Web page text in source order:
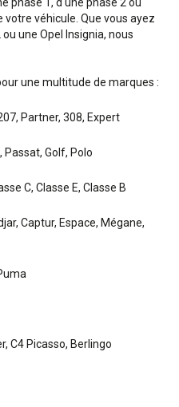
véhicule. Que vous ayez
une Opel Insignia, nous
une multitude de marques :
Partner, 308, Expert
Passat, Golf, Polo
C, Classe E, Classe B
Captur, Espace, Mégane,
C4 Picasso, Berlingo